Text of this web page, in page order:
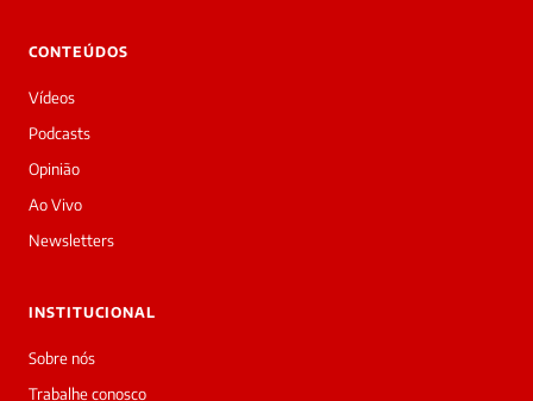
CONTEÚDOS
Vídeos
Podcasts
Opinião
Ao Vivo
Newsletters
INSTITUCIONAL
Sobre nós
Trabalhe conosco